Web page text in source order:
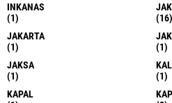
INKANAS
(1)
(16)
JAKARTA
(1)
(1)
JAKSA
(1)
(1)
KAPAL